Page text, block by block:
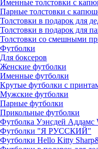
Именные толстовки с
Парные толстовки с
Толстовки в подарок для
Толстовки в подарок для
Толстовки со смешными
Футболки
Для боксеров
Женские футболки
Именные футболки
Крутые футболки с
Мужские футболки
Парные футболки
Прикольные футболки
Футболка Уэнсдей Аддамс
Футболки "Я РУССКИЙ"
Футболки Hello Kitty